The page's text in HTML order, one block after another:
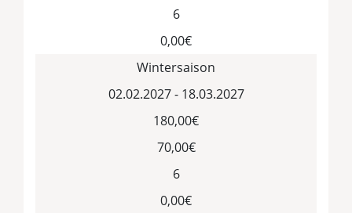
6
0,00€
Wintersaison
02.02.2027 - 18.03.2027
180,00€
70,00€
6
0,00€